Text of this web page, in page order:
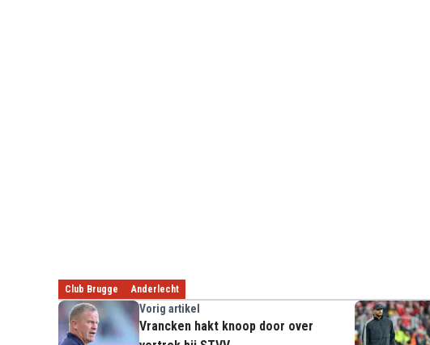
Club Brugge Anderlecht
Vorig artikel
Vrancken hakt knoop door over